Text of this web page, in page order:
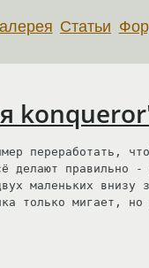
Статьи
переработать,
делают правильно -
маленьких внизу
только мигает, но